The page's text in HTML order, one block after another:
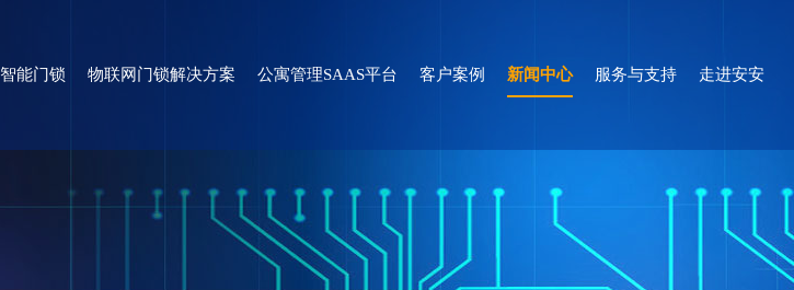
智能门锁 物联网门锁解决方案 公寓管理SAAS平台 客户案例 新闻中心 服务与支持 走进安安